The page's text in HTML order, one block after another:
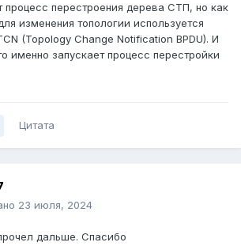
процесс перестроения дерева СТП, но как
изменения топологии используется
(Topology Change Notification BPDU). И
именно запускает процесс перестройки
Цитата
23 июля, 2024
дальше. Спасибо